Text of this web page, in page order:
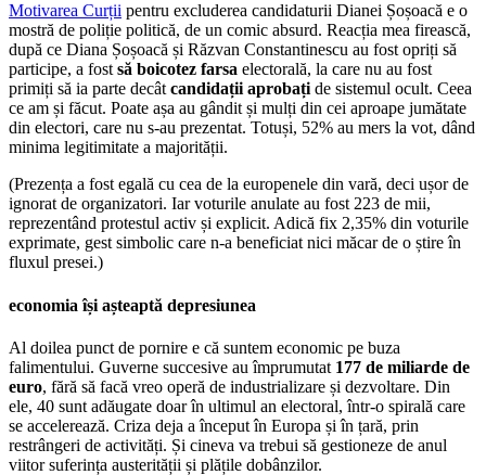
Motivarea Curții pentru excluderea candidaturii Dianei Șoșoacă e o
mostră de poliție politică, de un comic absurd. Reacția mea firească,
după ce Diana Șoșoacă și Răzvan Constantinescu au fost opriți să
participe, a fost să boicotez farsa electorală, la care nu au fost
primiți să ia parte decât candidații aprobați de sistemul ocult. Ceea
ce am și făcut. Poate așa au gândit și mulți din cei aproape jumătate
din electori, care nu s-au prezentat. Totuși, 52% au mers la vot, dând
minima legitimitate a majorității.
(Prezența a fost egală cu cea de la europenele din vară, deci ușor de
ignorat de organizatori. Iar voturile anulate au fost 223 de mii,
reprezentând protestul activ și explicit. Adică fix 2,35% din voturile
exprimate, gest simbolic care n-a beneficiat nici măcar de o știre în
fluxul presei.)
economia își așteaptă depresiunea
Al doilea punct de pornire e că suntem economic pe buza
falimentului. Guverne succesive au împrumutat 177 de miliarde de
euro, fără să facă vreo operă de industrializare și dezvoltare. Din
ele, 40 sunt adăugate doar în ultimul an electoral, într-o spirală care
se accelerează. Criza deja a început în Europa și în țară, prin
restrângeri de activități. Și cineva va trebui să gestioneze de anul
viitor suferința austerității și plățile dobânzilor.